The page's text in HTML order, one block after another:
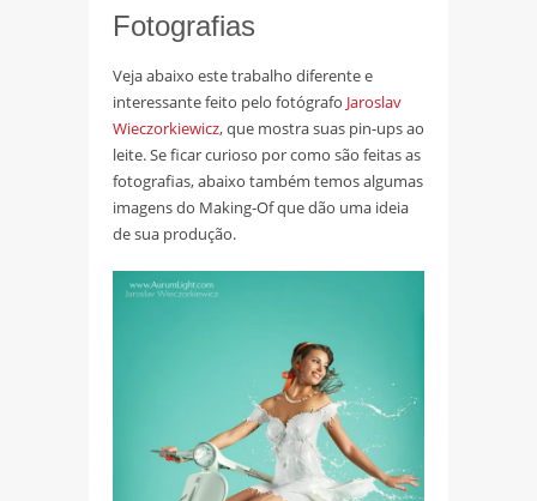
Fotografias
Veja abaixo este trabalho diferente e
interessante feito pelo fotógrafo Jaroslav
Wieczorkiewicz, que mostra suas pin-ups ao
leite. Se ficar curioso por como são feitas as
fotografias, abaixo também temos algumas
imagens do Making-Of que dão uma ideia
de sua produção.